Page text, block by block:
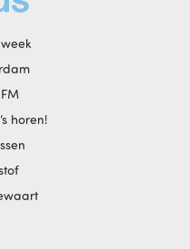
horen!